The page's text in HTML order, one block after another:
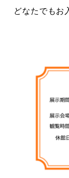
どなたでもお